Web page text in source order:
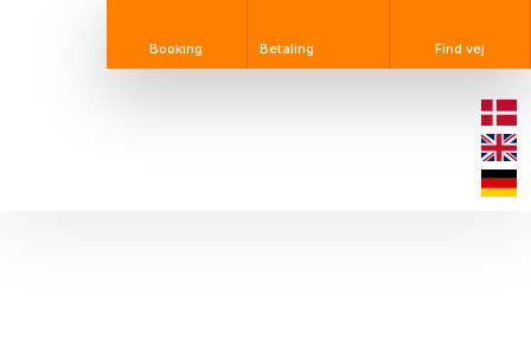
Booking​ Betaling​ Find vej